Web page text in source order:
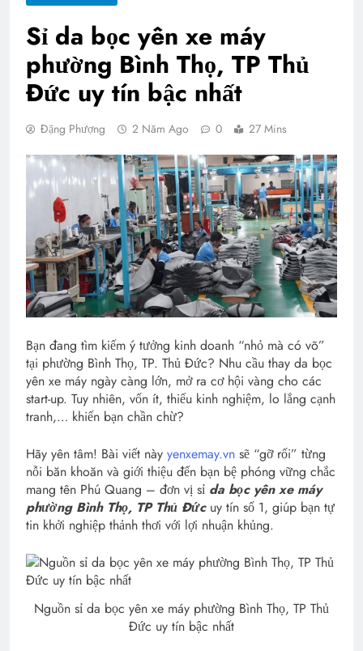
Sỉ da bọc yên xe máy
phường Bình Thọ, TP Thủ
Đức uy tín bậc nhất
Đặng Phượng 2 Năm Ago 0 27 Mins
Bạn đang tìm kiếm ý tưởng kinh doanh “nhỏ mà có võ”
tại phường Bình Thọ, TP. Thủ Đức? Nhu cầu thay da bọc
yên xe máy ngày càng lớn, mở ra cơ hội vàng cho các
start-up. Tuy nhiên, vốn ít, thiếu kinh nghiệm, lo lắng cạnh
tranh,… khiến bạn chần chừ?
Hãy yên tâm! Bài viết này yenxemay.vn sẽ “gỡ rối” từng
nỗi băn khoăn và giới thiệu đến bạn bệ phóng vững chắc
mang tên Phú Quang – đơn vị sỉ da bọc yên xe máy
phường Bình Thọ, TP Thủ Đứcuy tín số 1, giúp bạn tự
tin khởi nghiệp thảnh thơi với lợi nhuận khủng.
Nguồn sỉ da bọc yên xe máy phường Bình Thọ, TP Thủ
Đức uy tín bậc nhất